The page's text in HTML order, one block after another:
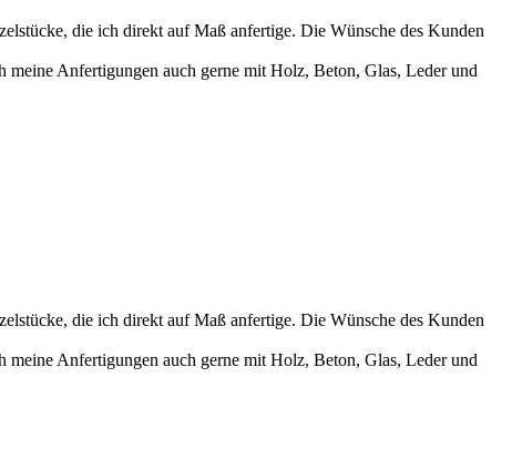
die ich direkt auf Maß anfertige. Die Wünsche des Kunden
meine Anfertigungen auch gerne mit Holz, Beton, Glas, Leder und
die ich direkt auf Maß anfertige. Die Wünsche des Kunden
meine Anfertigungen auch gerne mit Holz, Beton, Glas, Leder und